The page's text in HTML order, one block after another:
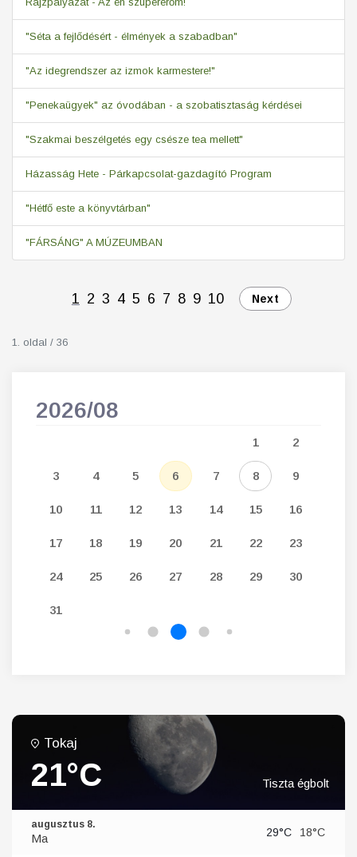
"Séta a fejlődésért - élmények a szabadban"
"Az idegrendszer az izmok karmestere!"
"Penekaügyek" az óvodában - a szobatisztaság kérdései
"Szakmai beszélgetés egy csésze tea mellett"
Házasság Hete - Párkapcsolat-gazdagító Program
"Hétfő este a könyvtárban"
"FÁRSÁNG" A MÚZEUMBAN
1 2 3 4 5 6 7 8 9 10 Next
1. oldal / 36
2026/08
1 2
3 4 5 6 7 8 9
10 11 12 13 14 15 16
17 18 19 20 21 22 23
24 25 26 27 28 29 30
31
Tokaj
21°C Tiszta égbolt
augusztus 8.
Ma 29°C 18°C